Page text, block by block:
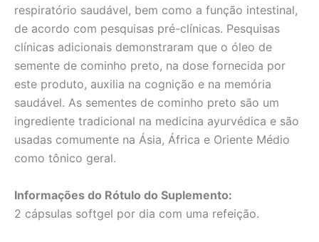
respiratório saudável, bem como a função intestinal,
de acordo com pesquisas pré-clínicas. Pesquisas
clínicas adicionais demonstraram que o óleo de
semente de cominho preto, na dose fornecida por
este produto, auxilia na cognição e na memória
saudável. As sementes de cominho preto são um
ingrediente tradicional na medicina ayurvédica e são
usadas comumente na Ásia, África e Oriente Médio
como tônico geral.
Informações do Rótulo do Suplemento:
2 cápsulas softgel por dia com uma refeição.